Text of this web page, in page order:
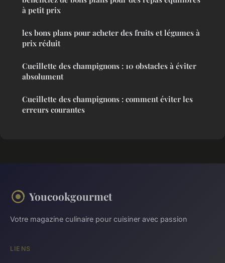
à petit prix
les bons plans pour acheter des fruits et légumes à
prix réduit
Cueillette des champignons : 10 obstacles à éviter
absolument
Cueillette des champignons : comment éviter les
erreurs courantes
Youcookgourmet
Votre magazine culinaire pour cuisiner avec passion
LIENS